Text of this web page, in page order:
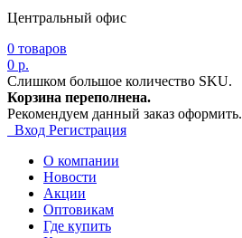
Центральный офис
0 товаров
0 р.
Слишком большое количество SKU.
Корзина переполнена.
Рекомендуем данный заказ оформить.
Вход Регистрация
О компании
Новости
Акции
Оптовикам
Где купить